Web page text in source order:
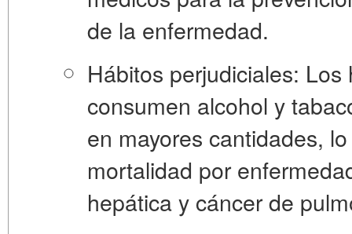
de la enfermedad.
Hábitos perjudiciales: Los
consumen alcohol y
en mayores cantidades,
mortalidad por
hepática y cáncer de